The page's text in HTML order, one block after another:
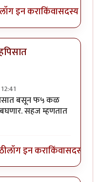
लॉग इन कराकिंवासदस्य व्हा
नाहीये काय उर्मी
बसून फ५ कळ
सहज म्हणतात
लॉग इन कराकिंवासदस्य व्हा